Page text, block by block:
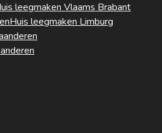
leegmaken Vlaams Brabant
Huis leegmaken Limburg